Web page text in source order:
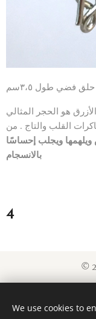
فضي طول ٣،٥سم
هو الحجر المثالي
القلب والتاج . من
ويجلب إحساسًا
4
©
We use cookies to